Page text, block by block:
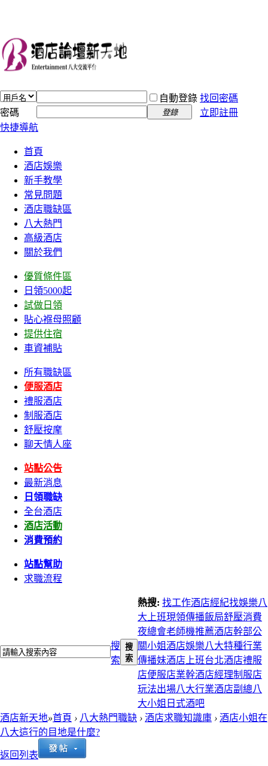
自動登錄 找回密碼
密碼
登錄
立即註冊
快捷導航
首頁
酒店娛樂
新手教學
常見問題
酒店職缺區
八大熱門
高級酒店
關於我們
優質條件區
日領5000起
試做日領
貼心褓母照顧
提供住宿
車資補貼
所有職缺區
便服酒店
禮服酒店
制服酒店
舒壓按摩
聊天情人座
站點公告
最新消息
日領職缺
全台酒店
酒店活動
消費預約
站點幫助
求職流程
搜
索
搜
索
熱搜: 找工作酒店經紀找娛樂八
大上班現領傳播飯局舒壓消費
夜總會老師機推薦酒店幹部公
關小姐酒店娛樂八大特種行業
傳播妹酒店上班台北酒店禮服
店便服店業幹酒店經理制服店
玩法出場八大行業酒店副總八
大小姐 日式酒吧
酒店新天地»首頁 › 八大熱門職缺 › 酒店求職知識庫 › 酒店小姐在
八大這行的目地是什麼?
返回列表